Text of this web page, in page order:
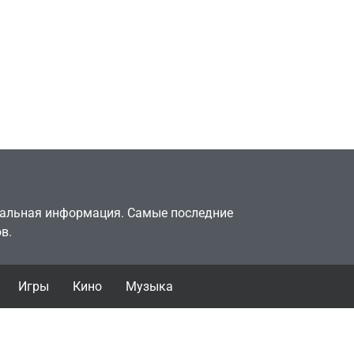
информация. Самые последние
Игры Кино Музыка